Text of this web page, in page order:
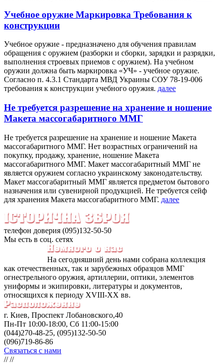
Учебное оружие Маркировка Требования к
конструкции
Учебное оружие - предназначено для обучения правилам
обращения с оружием (разборки и сборки, зарядки и разрядки,
выполнения строевых приемов с оружием). На учебном
оружии должна быть маркировка «УЧ» - учебное оружие.
Согласно п. 4.3.1 Стандарта МВД Украины СОУ 78-19-006
требования к конструкции учебного оружия. далее
Не требуется разрешение на хранение и ношение
Макета массогабаритного ММГ
Не требуется разрешение на хранение и ношение Макета
массогабаритного ММГ. Нет возрастных ограничений на
покупку, продажу, хранение, ношение Макета
массогабаритного ММГ. Макет массогабаритный ММГ не
является оружием согласно украинскому законодательству.
Макет массогабаритный ММГ является предметом бытового
назначения или сувенирной продукцией. Не требуется сейф
для хранения Макета массогабаритного ММГ. далее
телефон доверия (095)132-50-50
Мы есть в соц. сетях
На сегодняшний день нами собрана коллекция
как отечественных, так и зарубежных образцов ММГ
огнестрельного оружия, артиллерии, оптики, элементов
униформы и экипировки, литературы и документов,
относящихся к периоду ХVIII-XX вв.
г. Киев, Проспект Лобановского,40
Пн-Пт 10:00-18:00, Сб 11:00-15:00
(044)270-48-25, (095)132-50-50
(096)719-86-86
Связаться с нами
////